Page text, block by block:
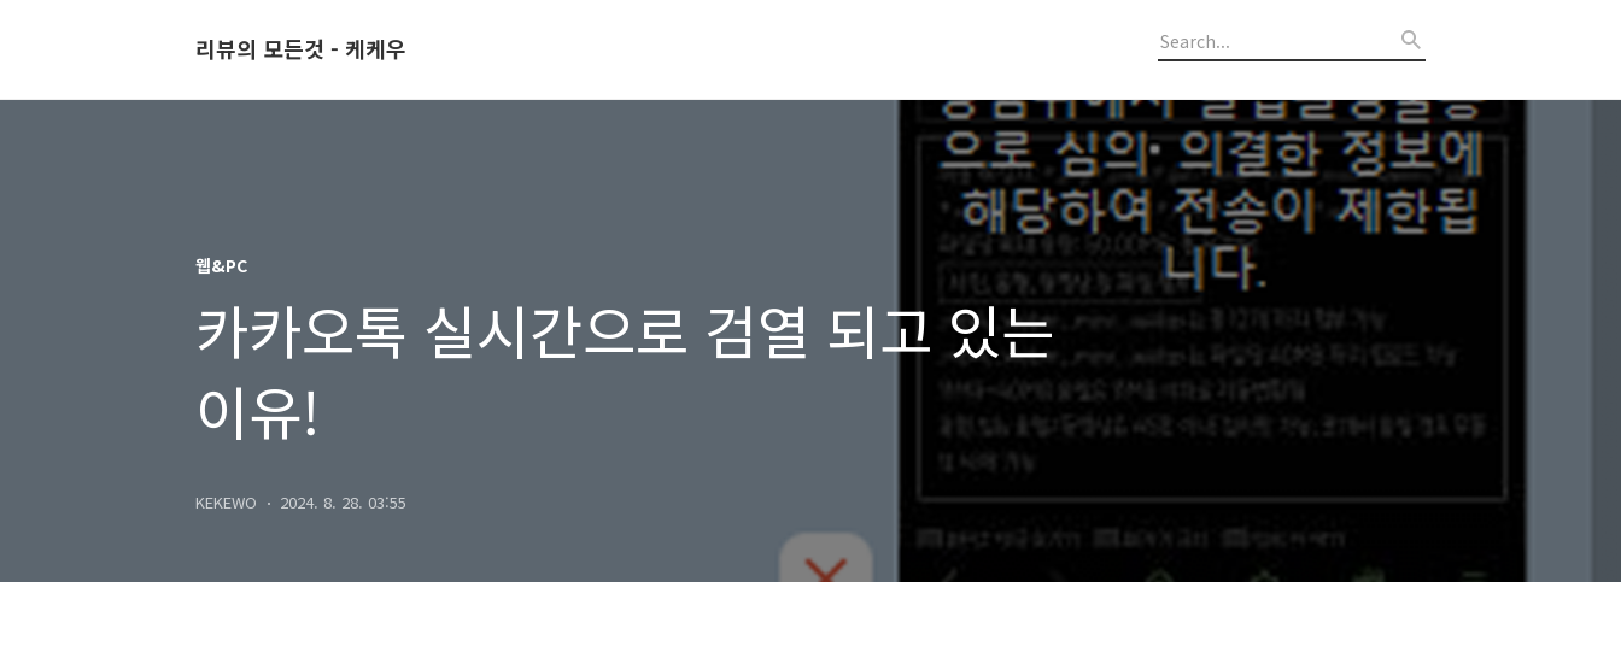
리뷰의 모든것 - 케케우
웹&PC
카카오톡 실시간으로 검열 되고 있는
이유!
KEKEWO 2024. 8. 28. 03:55